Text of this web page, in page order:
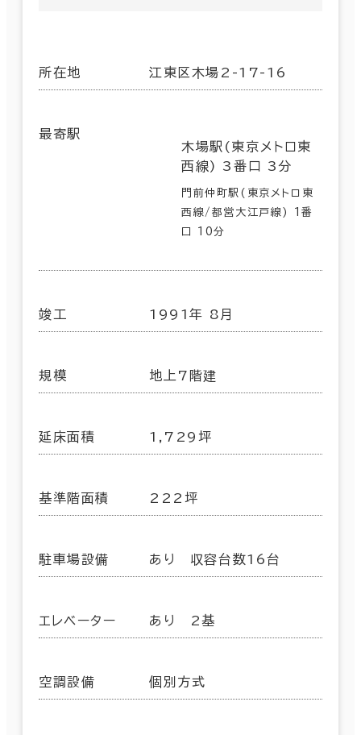
所在地 江東区木場2-17-16
最寄駅
木場駅(東京メトロ東
西線) 3番口 3分
門前仲町駅(東京メトロ東
西線/都営大江戸線) 1番
口 10分
竣工 1991年 8月
規模 地上7階建
延床面積 1,729坪
基準階面積 222坪
駐車場設備 あり 収容台数16台
エレベーター あり 2基
空調設備 個別方式